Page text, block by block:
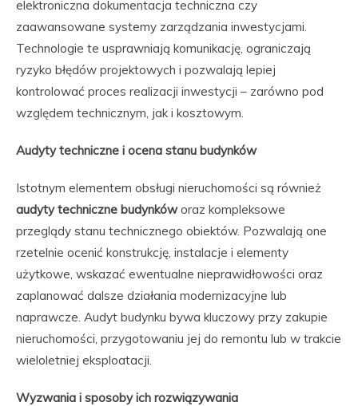
elektroniczna dokumentacja techniczna czy
zaawansowane systemy zarządzania inwestycjami.
Technologie te usprawniają komunikację, ograniczają
ryzyko błędów projektowych i pozwalają lepiej
kontrolować proces realizacji inwestycji – zarówno pod
względem technicznym, jak i kosztowym.
Audyty techniczne i ocena stanu budynków
Istotnym elementem obsługi nieruchomości są również
audyty techniczne budynkóworaz kompleksowe
przeglądy stanu technicznego obiektów. Pozwalają one
rzetelnie ocenić konstrukcję, instalacje i elementy
użytkowe, wskazać ewentualne nieprawidłowości oraz
zaplanować dalsze działania modernizacyjne lub
naprawcze. Audyt budynku bywa kluczowy przy zakupie
nieruchomości, przygotowaniu jej do remontu lub w trakcie
wieloletniej eksploatacji.
Wyzwania i sposoby ich rozwiązywania